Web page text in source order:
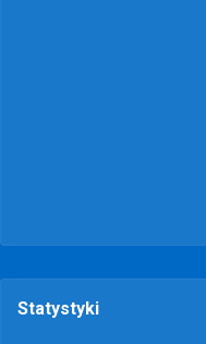
Statystyki